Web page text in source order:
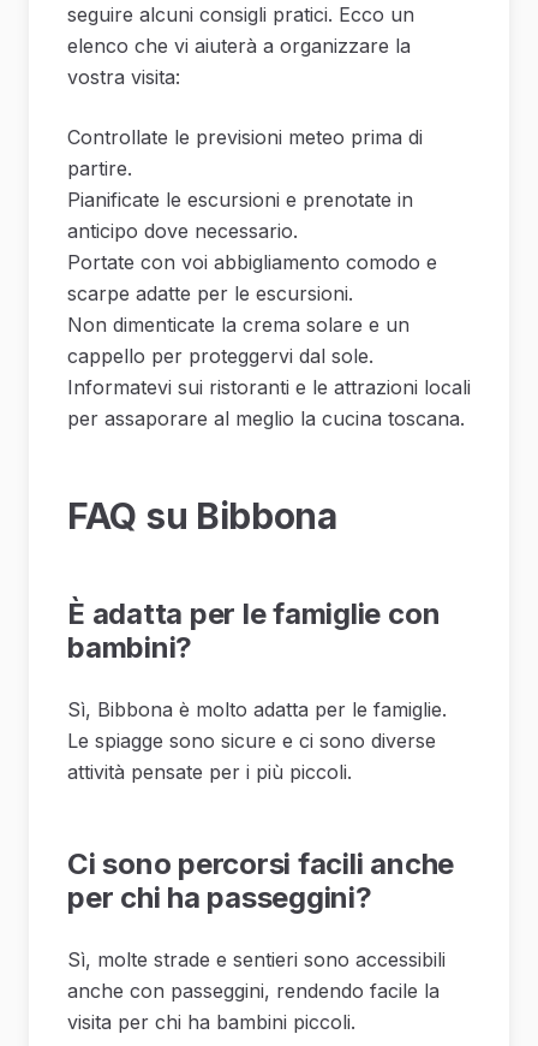
seguire alcuni consigli pratici. Ecco un
elenco che vi aiuterà a organizzare la
vostra visita:
Controllate le previsioni meteo prima di
partire.
Pianificate le escursioni e prenotate in
anticipo dove necessario.
Portate con voi abbigliamento comodo e
scarpe adatte per le escursioni.
Non dimenticate la crema solare e un
cappello per proteggervi dal sole.
Informatevi sui ristoranti e le attrazioni locali
per assaporare al meglio la cucina toscana.
FAQ su Bibbona
È adatta per le famiglie con
bambini?
Sì, Bibbona è molto adatta per le famiglie.
Le spiagge sono sicure e ci sono diverse
attività pensate per i più piccoli.
Ci sono percorsi facili anche
per chi ha passeggini?
Sì, molte strade e sentieri sono accessibili
anche con passeggini, rendendo facile la
visita per chi ha bambini piccoli.